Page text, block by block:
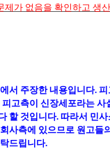
제가 없음을 확인하고 생
에서 주장한 내용입니다. 피
고측이 신장세포라는 사
할 것입니다. 따라서 민
사측에 있으므로 원고들
드립니다.